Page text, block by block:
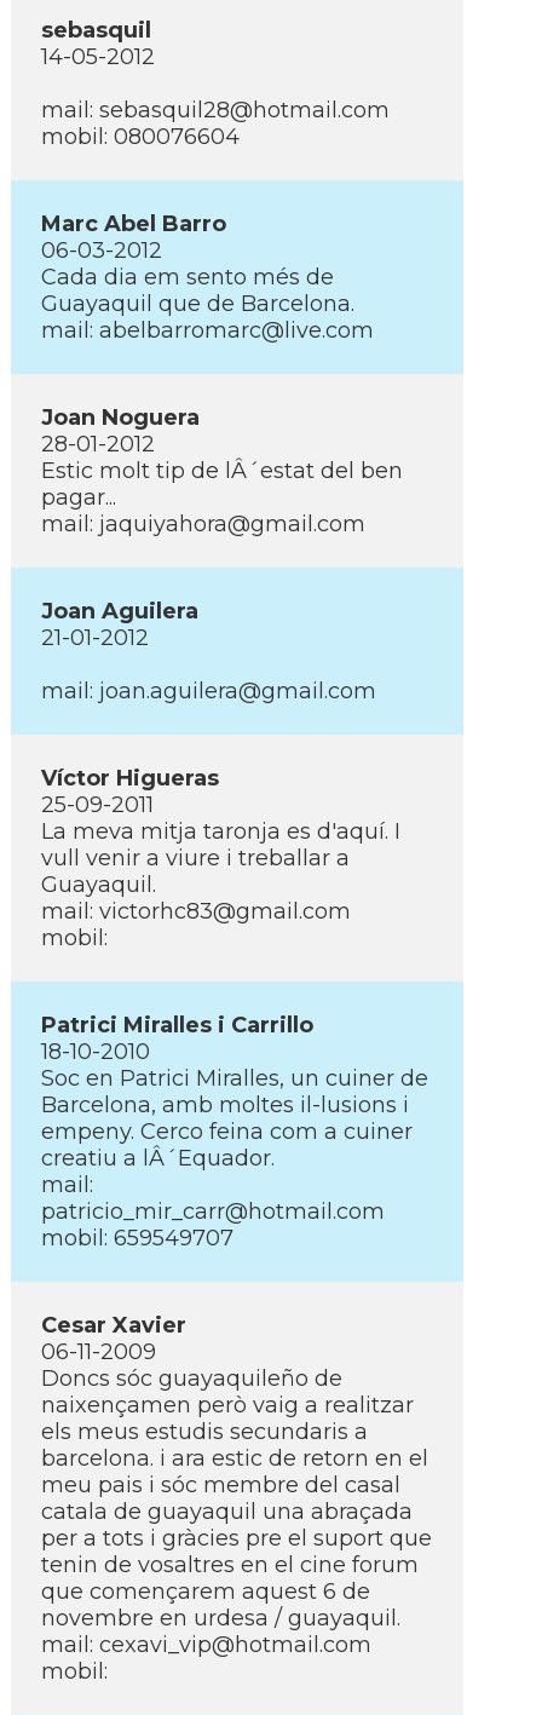
sebasquil
14-05-2012
mail: sebasquil28@hotmail.com
mobil: 080076604
Marc Abel Barro
06-03-2012
Cada dia em sento més de
Guayaquil que de Barcelona.
mail: abelbarromarc@live.com
Joan Noguera
28-01-2012
Estic molt tip de lÂ´estat del ben
pagar...
mail: jaquiyahora@gmail.com
Joan Aguilera
21-01-2012
mail: joan.aguilera@gmail.com
Ví­ctor Higueras
25-09-2011
La meva mitja taronja es d'aquí­. I
vull venir a viure i treballar a
Guayaquil.
mail: victorhc83@gmail.com
mobil:
Patrici Miralles i Carrillo
18-10-2010
Soc en Patrici Miralles, un cuiner de
Barcelona, amb moltes il-lusions i
empeny. Cerco feina com a cuiner
creatiu a lÂ´Equador.
mail:
patricio_mir_carr@hotmail.com
mobil: 659549707
Cesar Xavier
06-11-2009
Doncs sóc guayaquileño de
naixençamen però vaig a realitzar
els meus estudis secundaris a
barcelona. i ara estic de retorn en el
meu pais i sóc membre del casal
catala de guayaquil una abraçada
per a tots i gràcies pre el suport que
tenin de vosaltres en el cine forum
que començarem aquest 6 de
novembre en urdesa / guayaquil.
mail: cexavi_vip@hotmail.com
mobil: